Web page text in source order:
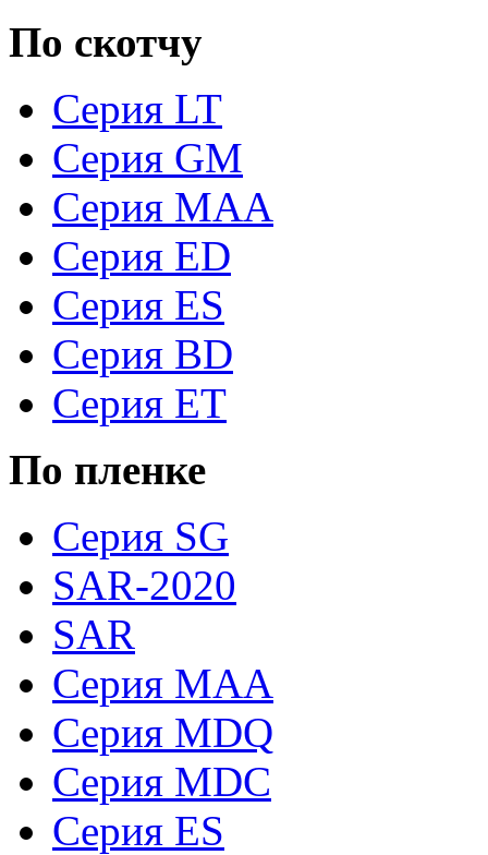
По скотчу
Серия LT
Серия GM
Серия MAA
Серия ED
Серия ES
Серия BD
Серия ET
По пленке
Серия SG
SAR-2020
SAR
Серия MAA
Серия MDQ
Серия MDC
Серия ES